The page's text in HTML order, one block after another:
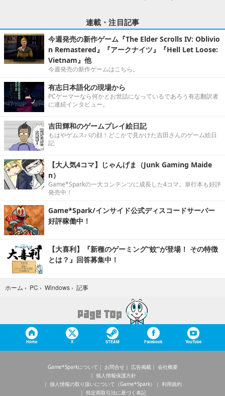
連載・注目記事
今週発売の新作ゲーム『The Elder Scrolls IV: Oblivio
n Remastered』『アークナイツ』『Hell Let Loose:
Vietnam』他
今週発売の新作ゲームはこちら。
有志日本語化の現場から
PCゲーマーなら何かとお世話になっているであろう有志翻訳者
に連続インタビュー。
吉田輝和のゲームプレイ絵日記
もはやゲムスパの顔！どこかで見かけた吉田さんのゲーム絵日
記
【大人気4コマ】じゃんげま（Junk Gaming Maide
n）
Game*Sparkの一大コンテンツに成長した4コマ。単行本も好評
発売中！
Game*Spark/インサイド公式ディスコードサーバー
好評稼働中！
【大喜利】『新種のゲーミング“蚊”が登場！ その特徴
とは？』回答募集中！
ホーム › PC › Windows › 記事
Home X STEAM Facebook YouTube
Game*Sparkについて お問合せ 広告掲載
会社概要
個人情報保護方針
個人情報の取り扱いについて（Game*Spark）
利用規約
特定商取引法に基づく表記